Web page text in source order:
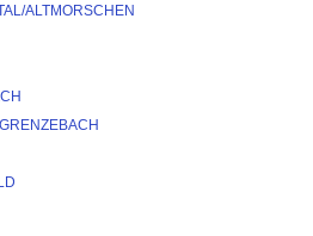
ALTMORSCHEN